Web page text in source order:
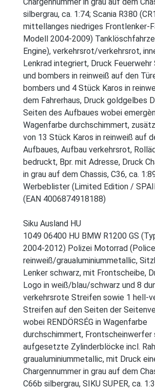
silbergrau, ca. 1:74; Scania R380
mittellanges niedriges Frontlenker-
Modell 2004-2009)
Engine), verkehrsrot/verkehrsrot,
Lenkrad integriert, Druck Feuerwehr
und bombers in reinweiß auf den
bombers und 4 Stück Karos in
dem Fahrerhaus, Druck goldgelbes
Seiten des Aufbaues wobei
Wagenfarbe durchschimmert,
von 13 Stück Karos in reinweiß auf
Aufbaues, Aufbau verkehrsrot,
bedruckt, Bpr. mit Adresse, Druck
in grau auf dem Chassis, C36, ca.
Werbeblister (Limited Edition /
(EAN 4006874918188)
Siku Ausland HU
1049 06400 HU BMW R1200 GS
2004-2012) Polizei Motorrad
reinweiß/graualuminiummetallic,
Lenker schwarz, mit Frontscheibe,
Logo in weiß/blau/schwarz und 8
verkehrsrote Streifen sowie 1 hell-
Streifen auf den Seiten der
wobei RENDÖRSÉG in Wagenfarbe
durchschimmert, Frontscheinwerfer
aufgesetzte Zylinderblöcke incl.
graualuminiummetallic, mit Druck
Chargennummer in grau auf dem
C66b silbergrau, SIKU SUPER, ca.